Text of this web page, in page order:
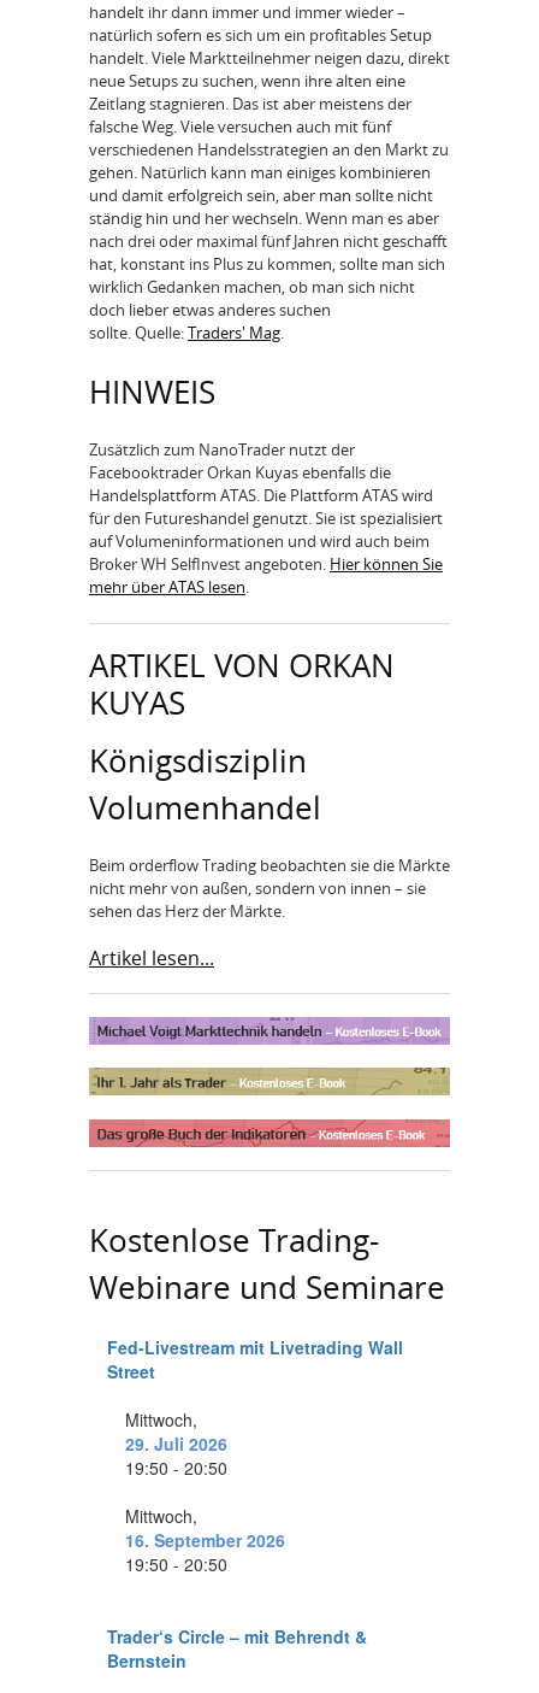
handelt ihr dann immer und immer wieder –
natürlich sofern es sich um ein profitables Setup
handelt. Viele Marktteilnehmer neigen dazu, direkt
neue Setups zu suchen, wenn ihre alten eine
Zeitlang stagnieren. Das ist aber meistens der
falsche Weg. Viele versuchen auch mit fünf
verschiedenen Handelsstrategien an den Markt zu
gehen. Natürlich kann man einiges kombinieren
und damit erfolgreich sein, aber man sollte nicht
ständig hin und her wechseln. Wenn man es aber
nach drei oder maximal fünf Jahren nicht geschafft
hat, konstant ins Plus zu kommen, sollte man sich
wirklich Gedanken machen, ob man sich nicht
doch lieber etwas anderes suchen
sollte. Quelle:Traders' Mag.
HINWEIS
Zusätzlich zum NanoTrader nutzt der
Facebooktrader Orkan Kuyas ebenfalls die
Handelsplattform ATAS. Die Plattform ATAS wird
für den Futureshandel genutzt. Sie ist spezialisiert
auf Volumeninformationen und wird auch beim
Broker WH SelfInvest angeboten. Hier können Sie
mehr über ATAS lesen.
ARTIKEL VON ORKAN
KUYAS
Königsdisziplin
Volumenhandel
Beim orderflow Trading beobachten sie die Märkte
nicht mehr von außen, sondern von innen – sie
sehen das Herz der Märkte.
Artikel lesen...
Kostenlose Trading-
Webinare und Seminare